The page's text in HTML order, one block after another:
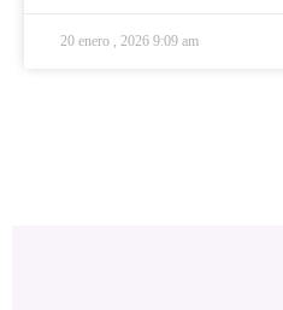
20 enero , 2026 9:09 am